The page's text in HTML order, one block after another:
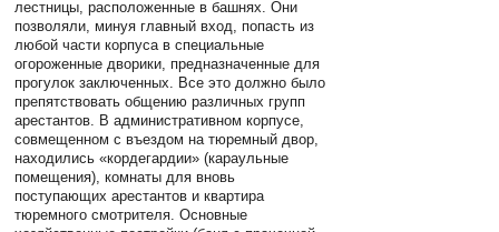
лестницы, расположенные в башнях. Они
позволяли, минуя главный вход, попасть из
любой части корпуса в специальные
огороженные дворики, предназначенные для
прогулок заключенных. Все это должно было
препятствовать общению различных групп
арестантов. В административном корпусе,
совмещенном с въездом на тюремный двор,
находились «кордегардии» (караульные
помещения), комнаты для вновь
поступающих арестантов и квартира
тюремного смотрителя. Основные